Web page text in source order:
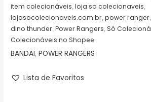
item colecionáveis ,loja so colecionaveis
lojasocolecionaveis.com.br ,power ranger
dino thunder ,Power Rangers ,Só
Colecionáveis no Shopee
BANDAI,POWER RANGERS
Lista de Favoritos